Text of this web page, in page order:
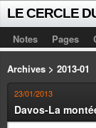
LE CERCLE
Notes Pages
Archives > 2013-01
23/01/2013
Davos-La